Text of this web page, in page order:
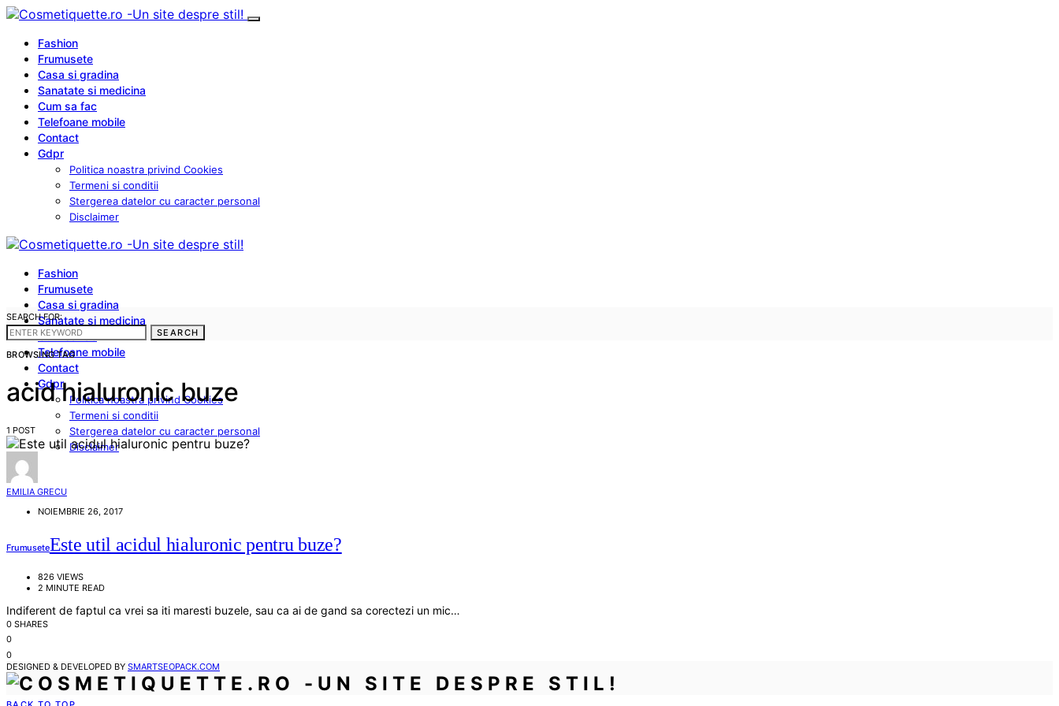
Fashion
Frumusete
Casa si gradina
Sanatate si medicina
Cum sa fac
Telefoane mobile
Contact
Gdpr
Politica noastra privind Cookies
Termeni si conditii
Stergerea datelor cu caracter personal
Disclaimer
Fashion
Frumusete
Casa si gradina
Sanatate si medicina
Cum sa fac
Telefoane mobile
Contact
Gdpr
Politica noastra privind Cookies
Termeni si conditii
Stergerea datelor cu caracter personal
Disclaimer
SEARCH FOR:
SEARCH
BROWSING TAG
acid hialuronic buze
1 POST
EMILIA GRECU
NOIEMBRIE 26, 2017
FrumuseteEste util acidul hialuronic pentru buze?
826 VIEWS
2 MINUTE READ
Indiferent de faptul ca vrei sa iti maresti buzele, sau ca ai de gand sa corectezi un mic…
0 SHARES
0
0
DESIGNED & DEVELOPED BY SMARTSEOPACK.COM